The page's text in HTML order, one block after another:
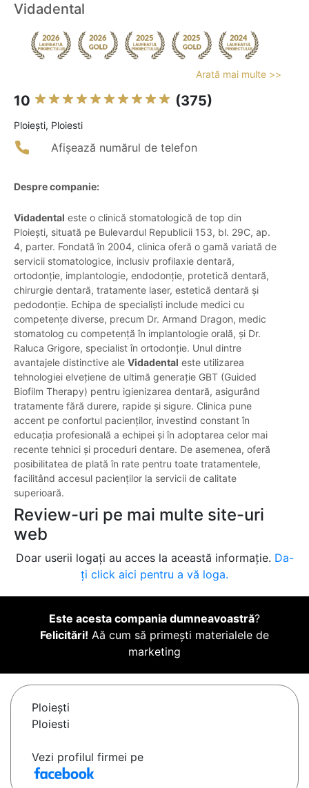
Vidadental
Arată mai multe >>
10 (375)
Ploieşti, Ploiesti
Afișează numărul de telefon
Despre companie:
Vidadental este o clinică stomatologică de top din
Ploiești, situată pe Bulevardul Republicii 153, bl. 29C, ap.
4, parter. Fondată în 2004, clinica oferă o gamă variată de
servicii stomatologice, inclusiv profilaxie dentară,
ortodonție, implantologie, endodonție, protetică dentară,
chirurgie dentară, tratamente laser, estetică dentară și
pedodonție. Echipa de specialiști include medici cu
competențe diverse, precum Dr. Armand Dragon, medic
stomatolog cu competență în implantologie orală, și Dr.
Raluca Grigore, specialist în ortodonție. Unul dintre
avantajele distinctive ale Vidadental este utilizarea
tehnologiei elvețiene de ultimă generație GBT (Guided
Biofilm Therapy) pentru igienizarea dentară, asigurând
tratamente fără durere, rapide și sigure. Clinica pune
accent pe confortul pacienților, investind constant în
educația profesională a echipei și în adoptarea celor mai
recente tehnici și proceduri dentare. De asemenea, oferă
posibilitatea de plată în rate pentru toate tratamentele,
facilitând accesul pacienților la servicii de calitate
superioară.
Review-uri pe mai multe site-uri
web
Doar userii logați au acces la această informație. Da-
ți click aici pentru a vă loga.
Este acesta compania dumneavoastră?
Felicitări! Aă cum să primești materialele de
marketing
Ploieşti
Ploiesti
Vezi profilul firmei pe